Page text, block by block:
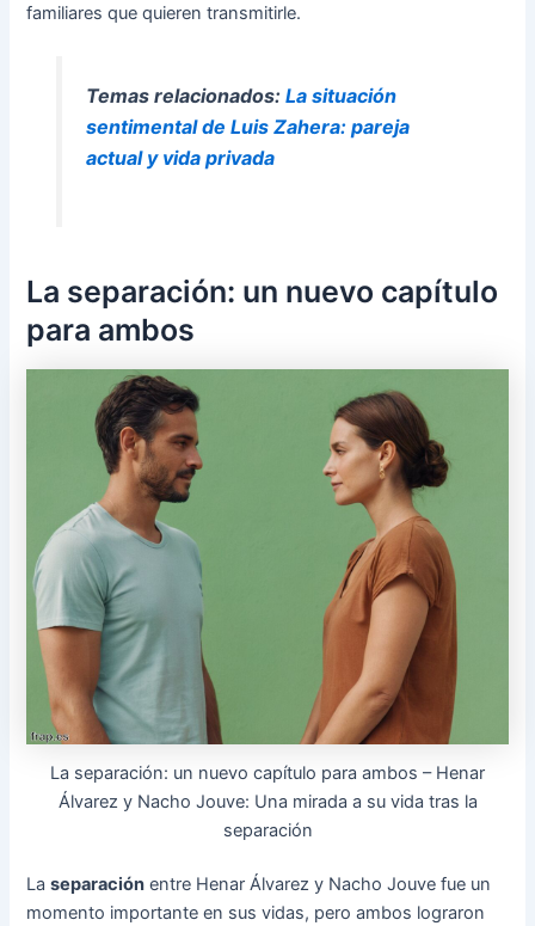
familiares que quieren transmitirle.
Temas relacionados: La situación
sentimental de Luis Zahera: pareja
actual y vida privada
La separación: un nuevo capítulo
para ambos
La separación: un nuevo capítulo para ambos – Henar
Álvarez y Nacho Jouve: Una mirada a su vida tras la
separación
Laseparación entre Henar Álvarez y Nacho Jouve fue un
momento importante en sus vidas, pero ambos lograron